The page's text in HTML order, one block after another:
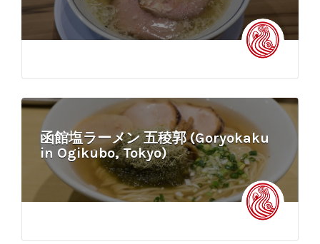
函館塩ラーメン 五稜郭 (Goryokaku
in Ogikubo, Tokyo)